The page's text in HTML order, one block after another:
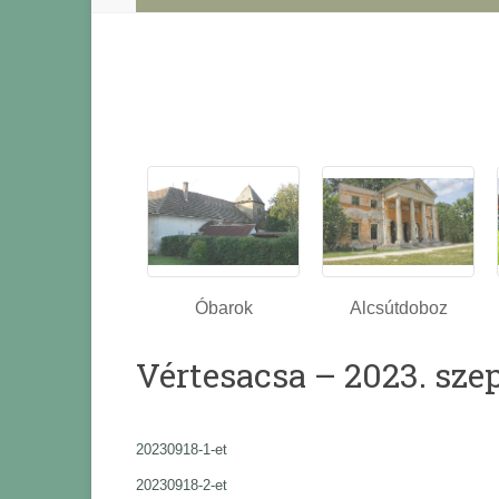
Óbarok Alcsútdoboz
Vértesacsa – 2023.
20230918-1-et
20230918-2-et